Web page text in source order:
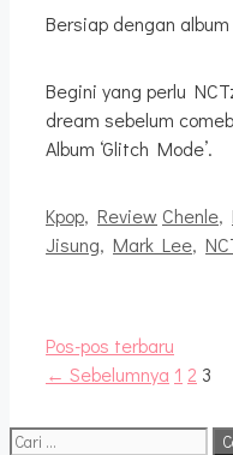
Bersiap dengan
Begini yang perlu
dream sebelum
Album ‘Glitch Mode’.
Kategori
Kpop, Review Tag
Chenle,
Jisung, Mark Lee,
Pos-pos terbaru
← Sebelumnya Halaman
1 2 3
Cari